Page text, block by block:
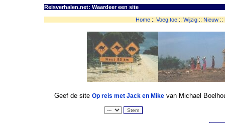
Reisverhalen.net: Waardeer een site
Home:: Voeg toe:: Wijzig:: Nieuw::
Geef de site Op reis met Jack en Mike van Michael